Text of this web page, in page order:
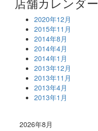
2020年12月
2015年11月
2014年8月
2014年4月
2014年1月
2013年12月
2013年11月
2013年4月
2013年1月
2026年8月